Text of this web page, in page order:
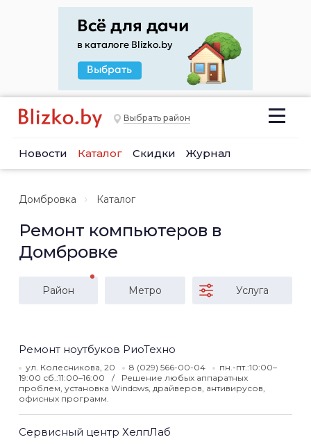
Выбрать район
Новости Каталог Скидки Журнал
Домбровка Каталог
Ремонт компьютеров в
Домбровке
Район Метро Услуга
Ремонт ноутбуков РиоТехно
ул. Колесникова, 20 8 (029) 566-00-04
пн.-пт.:10:00–
19:00 сб.:11:00–16:00
Решение любых аппаратных
проблем, установка Windows, драйверов, антивирусов,
офисных программ.
Сервисный центр ХелпЛаб